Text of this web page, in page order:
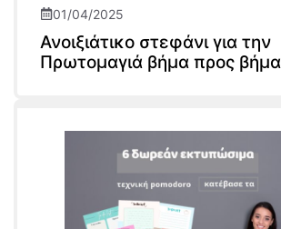
01/04/2025
Ανοιξιάτικο στεφάνι για την
Πρωτομαγιά βήμα προς βήμα